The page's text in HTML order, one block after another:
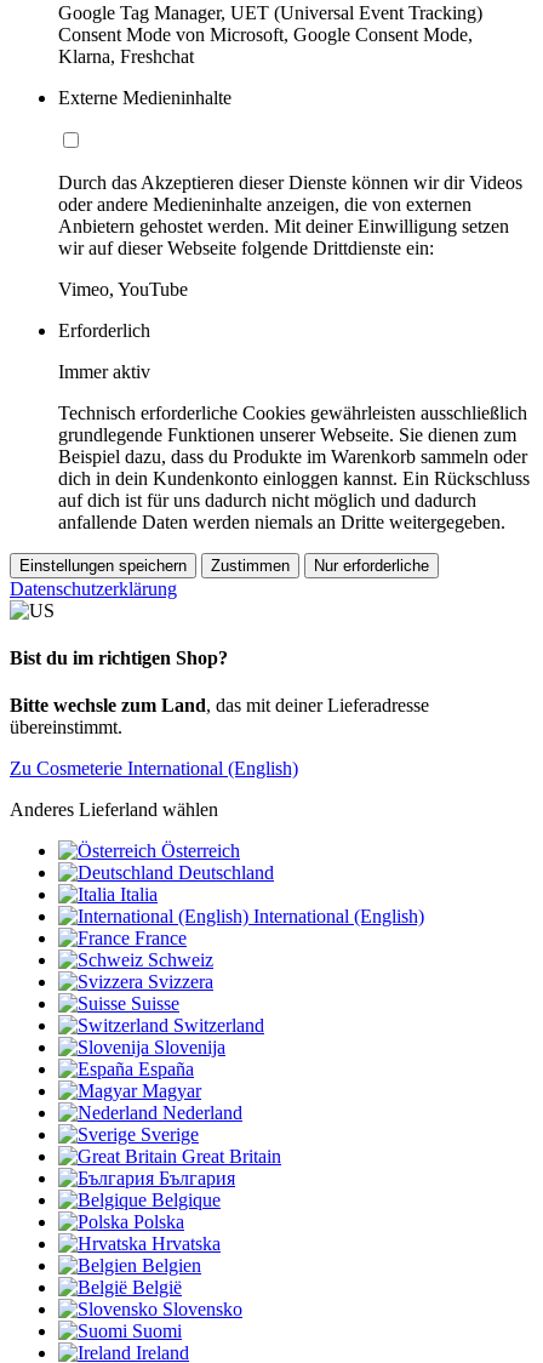
Google Tag Manager, UET (Universal Event Tracking)
Consent Mode von Microsoft, Google Consent Mode,
Klarna, Freshchat
Externe Medieninhalte
Durch das Akzeptieren dieser Dienste können wir dir Videos
oder andere Medieninhalte anzeigen, die von externen
Anbietern gehostet werden. Mit deiner Einwilligung setzen
wir auf dieser Webseite folgende Drittdienste ein:
Vimeo, YouTube
Erforderlich
Immer aktiv
Technisch erforderliche Cookies gewährleisten ausschließlich
grundlegende Funktionen unserer Webseite. Sie dienen zum
Beispiel dazu, dass du Produkte im Warenkorb sammeln oder
dich in dein Kundenkonto einloggen kannst. Ein Rückschluss
auf dich ist für uns dadurch nicht möglich und dadurch
anfallende Daten werden niemals an Dritte weitergegeben.
Einstellungen speichern Zustimmen Nur erforderliche
Datenschutzerklärung
Bist du im richtigen Shop?
Bitte wechsle zum Land, das mit deiner Lieferadresse
übereinstimmt.
Zu Cosmeterie International (English)
Anderes Lieferland wählen
Österreich
Deutschland
Italia
International (English)
France
Schweiz
Svizzera
Suisse
Switzerland
Slovenija
España
Magyar
Nederland
Sverige
Great Britain
България
Belgique
Polska
Hrvatska
Belgien
België
Slovensko
Suomi
Ireland